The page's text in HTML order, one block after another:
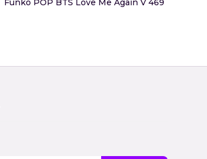
Funko POP BTS Love Me Again V 469